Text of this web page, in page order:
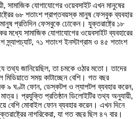
সামাজিক যোগাযোগের ওয়েবসাইট এখন মানুষের
৬৮ শতাংশ প্রাপ্তবয়স্ক মানুষ ফেসবুক ব্যবহার
প্রতিদিন ফেসবুকে ঢোকেন। যুক্তরাষ্ট্রে ১৮
সামাজিক যোগাযোগের ওয়েবসাইট ব্যবহারের
স্ন্যাপচ্যাট, ৭১ শতাংশ ইনস্টাগ্রাম ও ৪৫ শতাংশ
তথ্য জানিয়েছিল, তা চমকে ওঠার মতো। তাদের
সময় কাটাচ্ছেন বেশি। গত বছর
৯ ঘণ্টা ফোন, ডেস্কটপ ও ল্যাপটপ ব্যবহার করেন,
প্রযুক্তি প্রতিষ্ঠান ডিলোইটির তথ্য অনুযায়ী,
বেশি মোবাইল ফোন ব্যবহার করেন। এখন দিনে
নাগরিকেরা, যা গত বছর ছিল ৪৭ বার।